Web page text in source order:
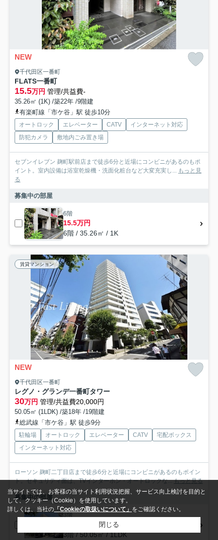
NEW
千代田区一番町
FLATS一番町
15.5万円 管理/共益費-
35.26㎡ (1K) /築22年 /9階建
有楽町線「市ケ谷」駅 徒歩10分
オートロック エレベーター CATV
インターネット対応
防犯カメラ
敷地内ごみ置き場
セブンイレブン 麹町駅前店まで徒歩6分と近場にコンビニがあるのもポ
イント。室内設備は浴室乾燥機・洗面化粧台など大変充実し...
もっと見
る
募集中の部屋
6階
15.5万円
6階 / 35.26㎡ / 1K
賃貸マンション
NEW
千代田区一番町
レグノ・グランデ一番町タワー
30万円 管理/共益費20,000円
50.05㎡ (1LDK) /築18年 /19階建
総武線「市ケ谷」駅 徒歩9分
駐輪場 オートロック エレベーター CATV
宅配ボックス
インターネット対応
ローソン 麹町二丁目店まで徒歩6分と近場にコンビニがあるのもポイン
ト。セキュリティ面は、TVインターホン・オートロックな...もっと見る
募集中の部屋
3階
3階 / 50.05㎡ / 1LDK
当サイトでは、お客様の当サイト利用状況把握、サービス向上検討を目的と
して、クッキー（Cookie）を使用しています。
詳しくは、当社の 「Cookieの取扱いについて」 をご確認ください。
閉じる